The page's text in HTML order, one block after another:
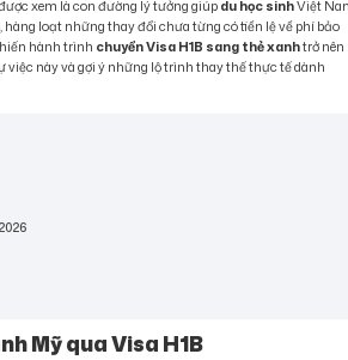
xem là con đường lý tưởng giúpdu học sinhViệt
loạt những thay đổi chưa từng có tiền lệ về phí bảo
hành trình chuyển Visa H1B sang thẻ xanhtrở nên
việc này và gợi ý những lộ trình thay thế thực tế dành
Mỹ qua Visa H1B